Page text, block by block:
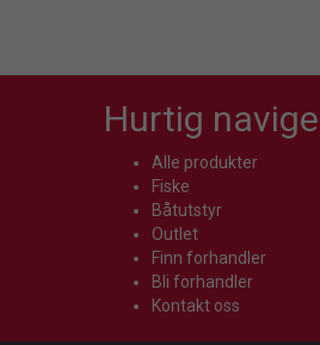
Hurtig
Alle produkter
Fiske
Båtutstyr
Outlet
Finn forhandler
Bli forhandler
Kontakt oss